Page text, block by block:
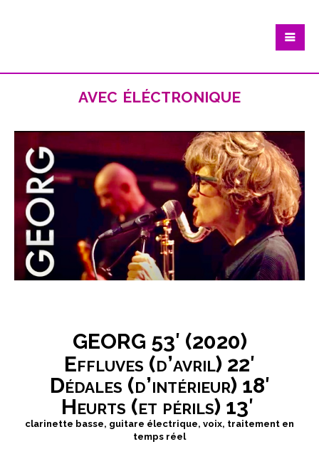
avec éléctronique
GEORG 53′ (2020)
Effluves (d’avril) 22′
Dédales (d’intérieur) 18′
Heurts (et périls) 13′
clarinette basse, guitare électrique, voix, traitement en
temps réel